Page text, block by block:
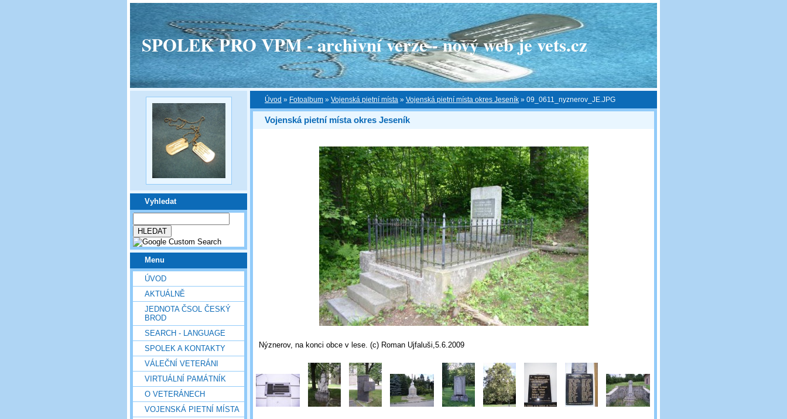
SPOLEK PRO VPM - archivní verze - nový web je vets.cz
Vyhledat
Menu
ÚVOD
AKTUÁLNĚ
JEDNOTA ČSOL ČESKÝ
BROD
SEARCH - LANGUAGE
SPOLEK A KONTAKTY
VÁLEČNÍ VETERÁNI
VIRTUÁLNÍ PAMÁTNÍK
O VETERÁNECH
VOJENSKÁ PIETNÍ MÍSTA
Úvod » Fotoalbum » Vojenská pietní místa » Vojenská pietní místa okres Jeseník » 09_0611_nyznerov_JE.JPG
Vojenská pietní místa okres Jeseník
Nýznerov, na konci obce v lese. (c) Roman Ujfaluši,5.6.2009